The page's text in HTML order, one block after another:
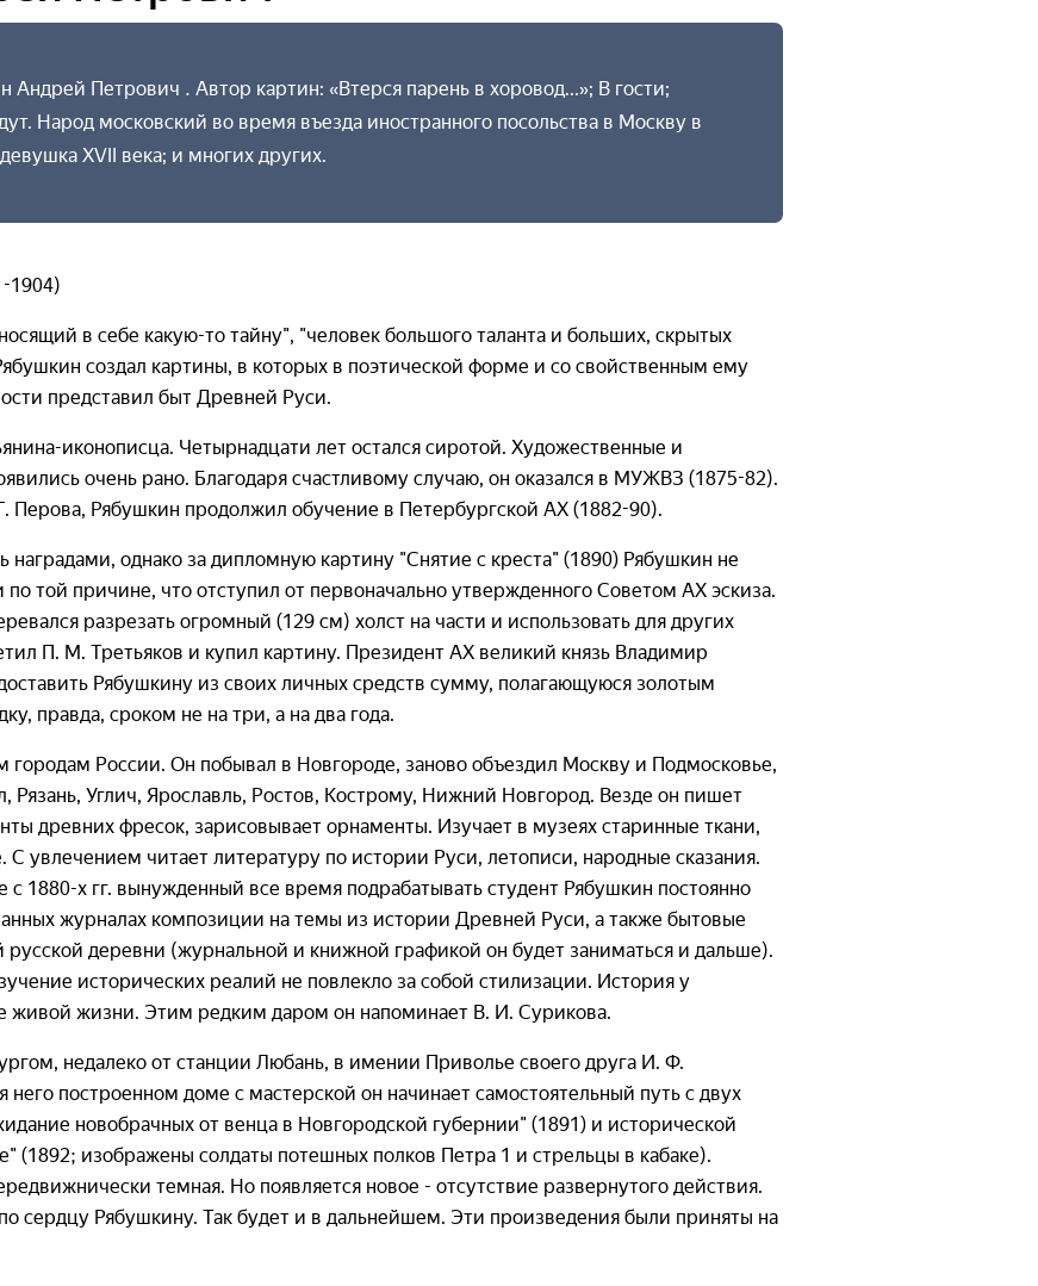
Андрей Петрович . Автор картин: «Втерся парень в хоровод...»; В гости;
Народ московский во время въезда иностранного посольства в Москву в
XVII века; и многих других.
1904)
в себе какую-то тайну", "человек большого таланта и больших, скрытых
создал картины, в которых в поэтической форме и со свойственным ему
представил быт Древней Руси.
иконописца. Четырнадцати лет остался сиротой. Художественные и
очень рано. Благодаря счастливому случаю, он оказался в МУЖВЗ (1875-82).
Перова, Рябушкин продолжил обучение в Петербургской АХ (1882-90).
наградами, однако за дипломную картину "Снятие с креста" (1890) Рябушкин не
той причине, что отступил от первоначально утвержденного Советом АХ эскиза.
разрезать огромный (129 см) холст на части и использовать для других
П. М. Третьяков и купил картину. Президент АХ великий князь Владимир
Рябушкину из своих личных средств сумму, полагающуюся золотым
правда, сроком не на три, а на два года.
городам России. Он побывал в Новгороде, заново объездил Москву и Подмосковье,
Рязань, Углич, Ярославль, Ростов, Кострому, Нижний Новгород. Везде он пишет
древних фресок, зарисовывает орнаменты. Изучает в музеях старинные ткани,
увлечением читает литературу по истории Руси, летописи, народные сказания.
с 1880-х гг. вынужденный все время подрабатывать студент Рябушкин постоянно
журналах композиции на темы из истории Древней Руси, а также бытовые
деревни (журнальной и книжной графикой он будет заниматься и дальше).
исторических реалий не повлекло за собой стилизации. История у
живой жизни. Этим редким даром он напоминает В. И. Сурикова.
недалеко от станции Любань, в имении Приволье своего друга И. Ф.
построенном доме с мастерской он начинает самостоятельный путь с двух
новобрачных от венца в Новгородской губернии" (1891) и исторической
(1892; изображены солдаты потешных полков Петра 1 и стрельцы в кабаке).
темная. Но появляется новое - отсутствие развернутого действия.
сердцу Рябушкину. Так будет и в дальнейшем. Эти произведения были приняты на